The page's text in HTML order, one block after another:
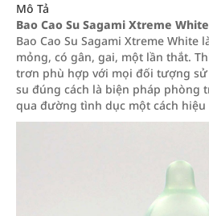
Mô Tả
Bao Cao Su Sagami Xtreme
Bao Cao Su Sagami Xtreme White
mỏng, có gân, gai, một lần thắt.
trơn phù hợp với mọi đối tượng
su đúng cách là biện pháp phòng
qua đường tình dục một cách hiệu